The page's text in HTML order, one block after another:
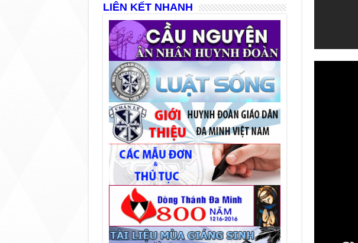
LIÊN KẾT NHANH